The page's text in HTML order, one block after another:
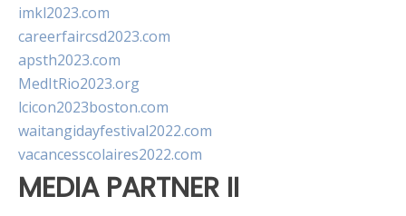
imkl2023.com
careerfaircsd2023.com
apsth2023.com
MedItRio2023.org
lcicon2023boston.com
waitangidayfestival2022.com
vacancesscolaires2022.com
MEDIA PARTNER II